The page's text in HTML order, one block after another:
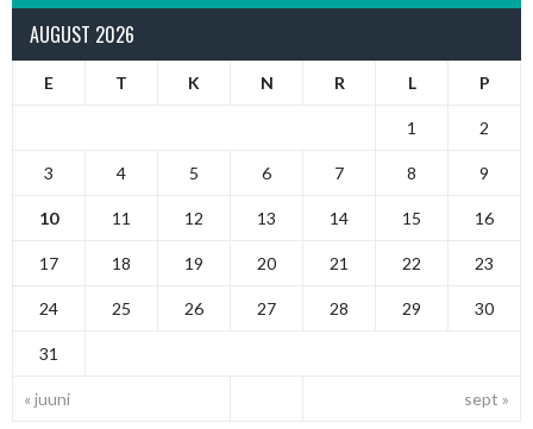
AUGUST 2026
E T K N R L P
« juuni sept »
1 2
3 4 5 6 7 8 9
10 11 12 13 14 15 16
17 18 19 20 21 22 23
24 25 26 27 28 29 30
31